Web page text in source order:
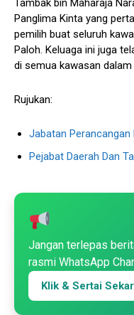
Tambak bin Maharaja
Panglima Kinta yang
pemilih buat seluruh
Paloh. Keluaga ini juga
di semua kawasan dalam
Rujukan:
Jabatan Perancangan
Pejabat Daerah Dan
Jangan terlepas
rasmi WhatsApp
Klik & Sertai